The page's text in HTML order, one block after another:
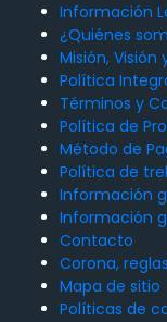
Información
¿Quiénes
Misión, Visión
Política
Términos y
Política de
Método de
Política de
Información
Información
Contacto
Corona,
Mapa de sitio
Políticas de